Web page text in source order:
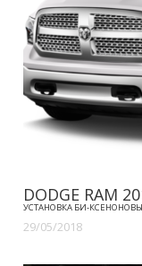
DODGE
УСТАНОВКА БИ-
29/05/2018